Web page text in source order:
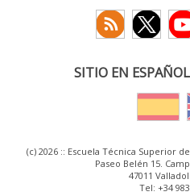
SITIO EN
(c) 2026 :: Escuela Técnica Superior
Paseo Belén 15.
47011
Tel: +34